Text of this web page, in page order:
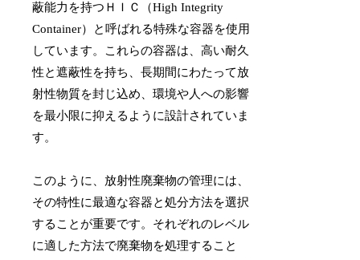
蔽能力を持つＨＩＣ（High Integrity
Container）と呼ばれる特殊な容器を使用
しています。これらの容器は、高い耐久
性と遮蔽性を持ち、長期間にわたって放
射性物質を封じ込め、環境や人への影響
を最小限に抑えるように設計されていま
す。
このように、放射性廃棄物の管理には、
その特性に最適な容器と処分方法を選択
することが重要です。それぞれのレベル
に適した方法で廃棄物を処理すること